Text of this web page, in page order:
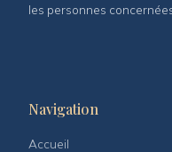
les personnes
Navigation
Accueil